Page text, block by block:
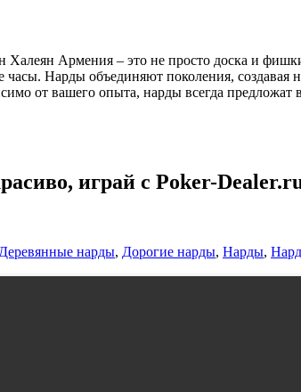
Армения – это не просто доска и
часы. Нарды объединяют поколения,
от вашего опыта, нарды всегда предложат
играй с Poker-
Деревянные нарды, Дорогие нарды, Нарды,